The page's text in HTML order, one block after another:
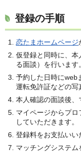
登録の手順
恋たまホームページ
仮登録と同時に、本
る面談）を行います。
予約した日時にweb
運転免許証などの写
本人確認の面談後、
マイページからプ
していただきます。
登録料をお支払いい
マッチングシステム